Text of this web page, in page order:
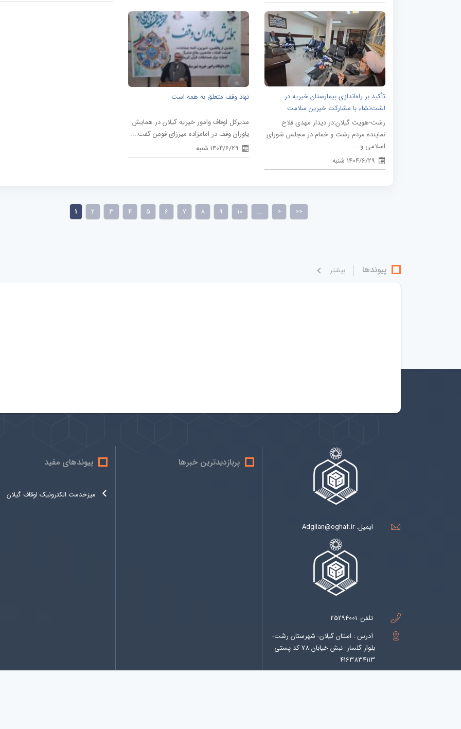
تأکید بر راه‌اندازی بیمارستان خیریه در
لشت‌نشاء با مشارکت خیرین سلامت
رشت-هویت گیلان:در دیدار مهدی فلاح
نماینده مردم رشت و خمام در مجلس شورای
اسلامی و...
1404/6/29 شنبه
نهاد وقف متعلق به همه است
مدیرکل اوقاف وامور خیریه گیلان در همایش
یاوران وقف در امامزاده میرزای فومن گفت:...
1404/6/29 شنبه
1 2 3 4 5 6 7 8 9 10 ... > >>
پیوندها بيشتر
ایمیل:Adgilan@oghaf.ir
تلفن: 25294001
آدرس : استان گیلان- شهرستان رشت-
بلوار گلسار- نبش خیابان 78 کد پستی
4163834113
پربازدیدترین خبرها پیوندهای مفید
میزخدمت الکترونیک اوقاف گیلان